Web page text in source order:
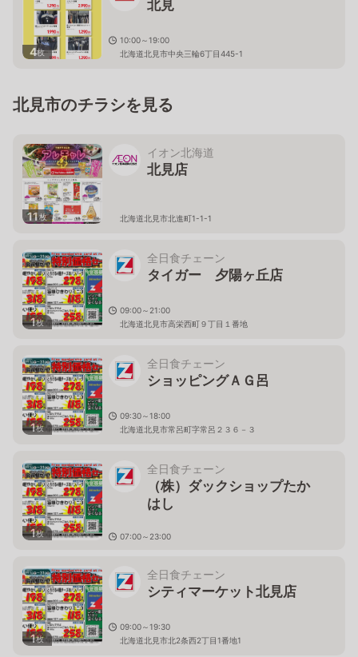
4枚
北見
10:00～19:00
北海道北見市中央三輪6丁目445-1
北見市のチラシを見る
11枚
イオン北海道
北見店
北海道北見市北進町1-1-1
1枚
全日食チェーン
タイガー 夕陽ヶ丘店
09:00～21:00
北海道北見市高栄西町９丁目１番地
1枚
全日食チェーン
ショッピングＡＧ呂
09:30～18:00
北海道北見市常呂町字常呂２３６－３
1枚
全日食チェーン
（株）ダックショップたか
はし
07:00～23:00
1枚
全日食チェーン
シティマーケット北見店
09:00～19:30
北海道北見市北2条西2丁目1番地1